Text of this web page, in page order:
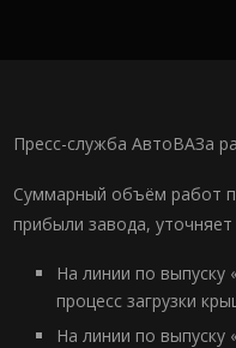
Пресс-служба АвтоВАЗа
Суммарный объём работ
прибыли завода,
На линии по
процесс загрузки
На линии по выпуску